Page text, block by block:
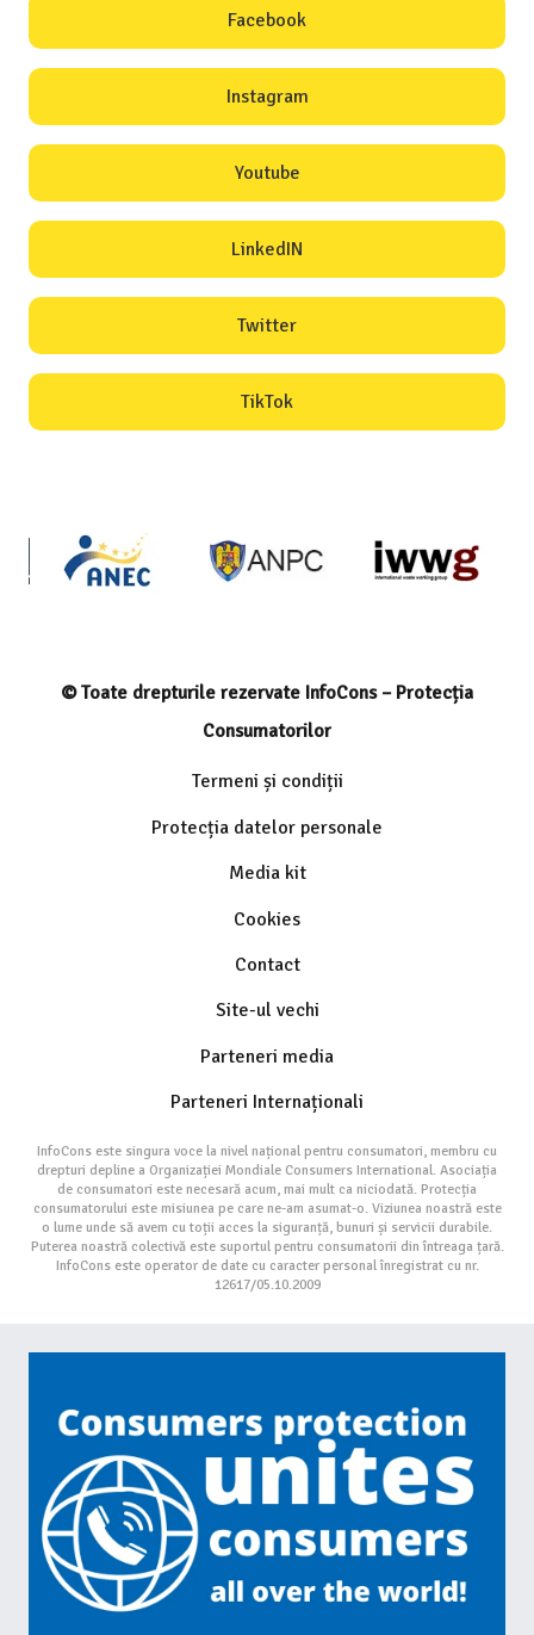
Facebook
Instagram
Youtube
LinkedIN
Twitter
TikTok
© Toate drepturile rezervate InfoCons – Protecția
Consumatorilor
Termeni și condiții
Protecția datelor personale
Media kit
Cookies
Contact
Site-ul vechi
Parteneri media
Parteneri Internaționali
InfoCons este singura voce la nivel național pentru consumatori, membru cu
drepturi depline a Organizației Mondiale Consumers International. Asociația
de consumatori este necesară acum, mai mult ca niciodată. Protecția
consumatorului este misiunea pe care ne-am asumat-o. Viziunea noastră este
o lume unde să avem cu toții acces la siguranță, bunuri și servicii durabile.
Puterea noastră colectivă este suportul pentru consumatorii din întreaga țară.
InfoCons este operator de date cu caracter personal înregistrat cu nr.
12617/05.10.2009